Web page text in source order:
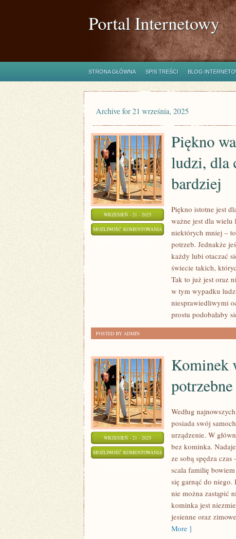
Portal Internetowy
STRONA GŁÓWNA SPIS TREŚCI BLOG
Archive for 21 września, 2025
WRZESIEŃ - 21 - 2025
MOŻLIWOŚĆ KOMENTOWANIA
JEST
DUŻEJ
GRUPY
LUDZI,
CO
NIEKTÓRYCH
BARDZIEJ
Piękno
ludzi, dla
bardziej
Piękno istotne jest
ważne jest dla wielu
niektórych mniej –
potrzeb. Jednakże
każdy lubi otaczać
świecie takich,
Tak to już jest oraz
w tym wypadku
niesprawiedliwymi
prostu podobałaby
POSTED BY ADMIN
WRZESIEŃ - 21 - 2025
MOŻLIWOŚĆ KOMENTOWANIA
URZĄDZENIE
Kominek
Według
posiada swój
urządzenie. W
bez kominka.
ze sobą spędza
scala familię
się garnąć do
nie można zastąpić
kominka jest
jesienne oraz
More ]